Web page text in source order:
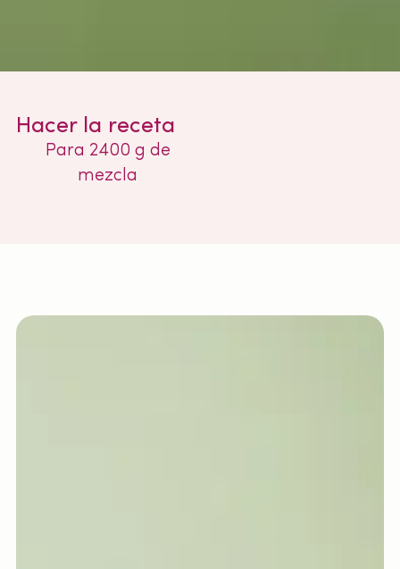
Hacer la receta
Para 2400 g de
mezcla